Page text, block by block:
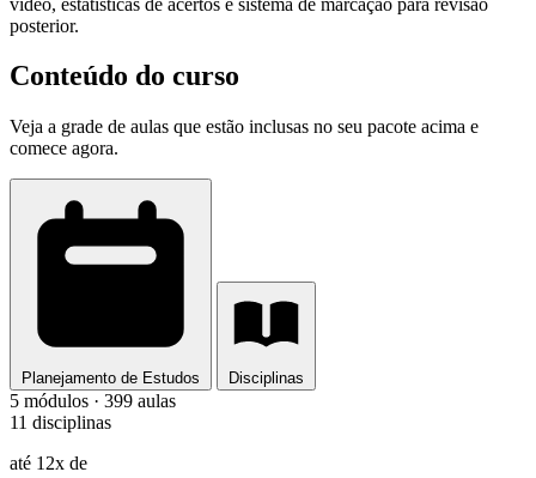
posterior.
Conteúdo do curso
Veja a grade de aulas que estão inclusas no seu pacote acima e
comece agora.
Planejamento de Estudos Disciplinas
5 módulos · 399 aulas
11 disciplinas
até 12x de